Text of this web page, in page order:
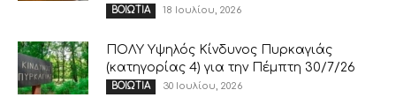
ΒΟΙΩΤΙΑ 18 Ιουλίου, 2026
ΠΟΛΥ Υψηλός Κίνδυνος Πυρκαγιάς
(κατηγορίας 4) για την Πέμπτη 30/7/26
ΒΟΙΩΤΙΑ 30 Ιουλίου, 2026